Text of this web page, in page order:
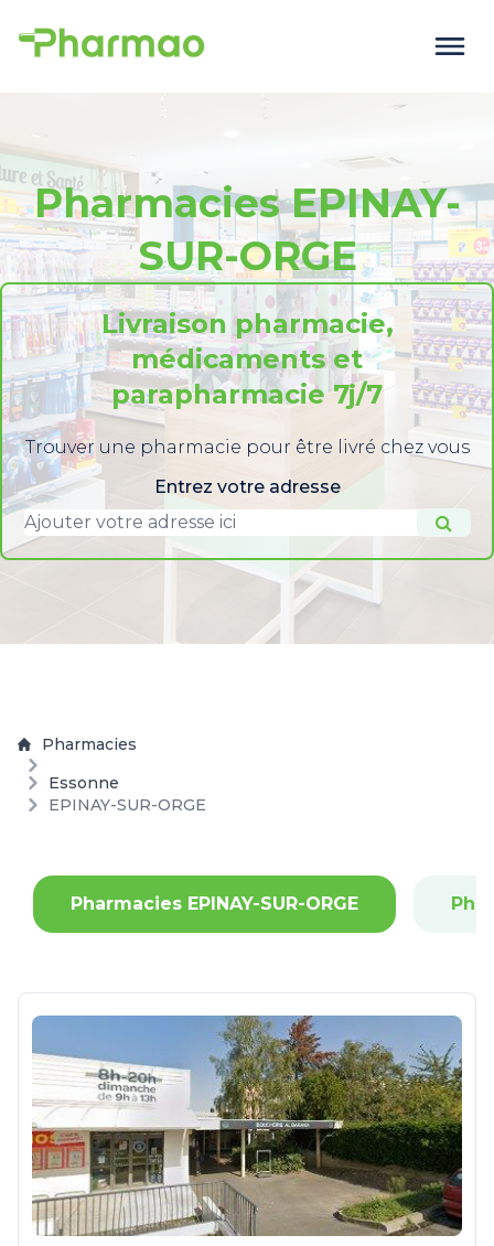
Pharmacies EPINAY-
SUR-ORGE
Livraison pharmacie,
médicaments et
parapharmacie 7j/7
Trouver une pharmacie pour être livré chez vous
Entrez votre adresse
Pharmacies
Essonne
EPINAY-SUR-ORGE
Pharmacies EPINAY-SUR-ORGE